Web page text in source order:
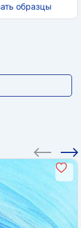
образцы